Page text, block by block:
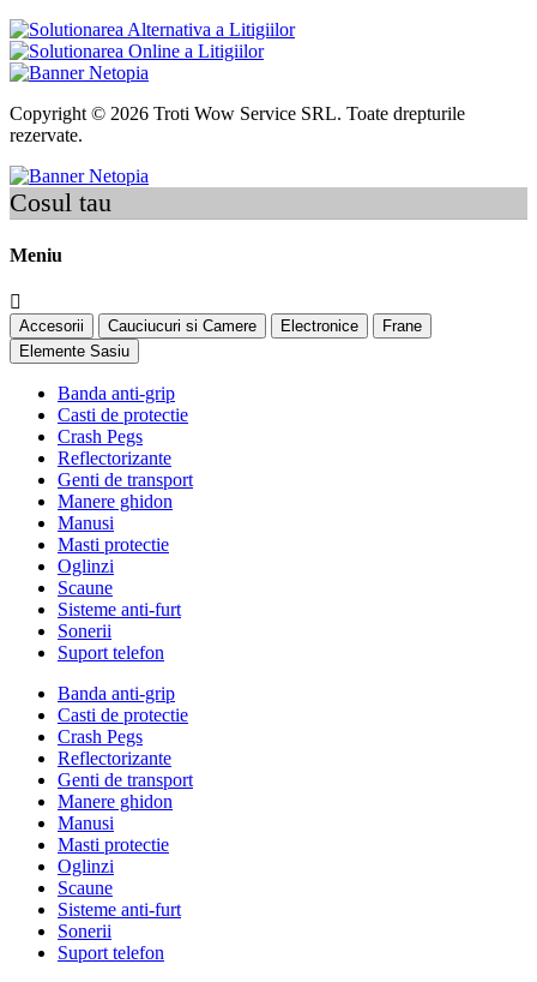
Copyright © 2026 Troti Wow Service SRL. Toate drepturile
rezervate.
Cosul tau
Meniu
Accesorii Cauciucuri si Camere Electronice
Frane
Elemente Sasiu
Banda anti-grip
Casti de protectie
Crash Pegs
Reflectorizante
Genti de transport
Manere ghidon
Manusi
Masti protectie
Oglinzi
Scaune
Sisteme anti-furt
Sonerii
Suport telefon
Banda anti-grip
Casti de protectie
Crash Pegs
Reflectorizante
Genti de transport
Manere ghidon
Manusi
Masti protectie
Oglinzi
Scaune
Sisteme anti-furt
Sonerii
Suport telefon